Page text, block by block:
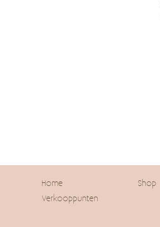
Home Shop
Verkooppunten